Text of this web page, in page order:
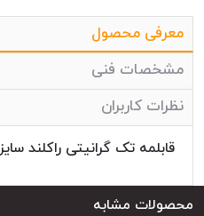
معرفی محصول
مشخصات فنی
نظرات کاربران
قابلمه تک گرانیتی راکلند سایز 32
محصولات مشابه